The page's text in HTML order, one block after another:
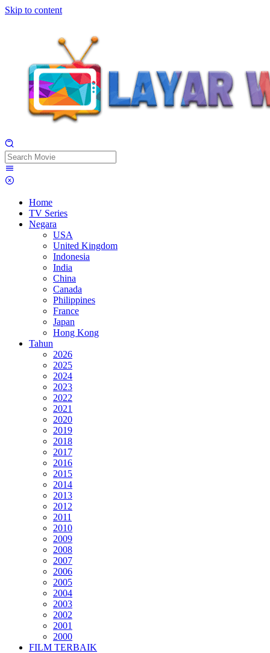
Skip to content
Home
TV Series
Negara
USA
United Kingdom
Indonesia
India
China
Canada
Philippines
France
Japan
Hong Kong
Tahun
2026
2025
2024
2023
2022
2021
2020
2019
2018
2017
2016
2015
2014
2013
2012
2011
2010
2009
2008
2007
2006
2005
2004
2003
2002
2001
2000
FILM TERBAIK